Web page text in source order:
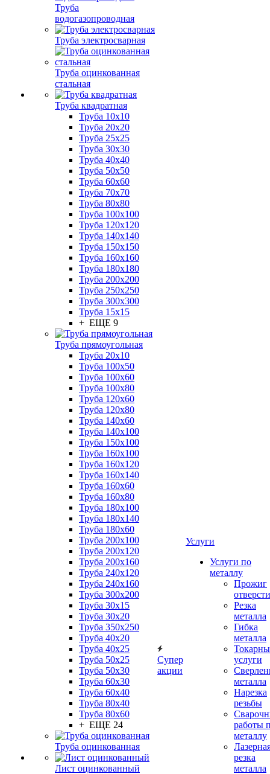
Труба
водогазопроводная
Труба электросварная
Труба оцинкованная
стальная
Труба квадратная
Труба 10x10
Труба 20x20
Труба 25x25
Труба 30x30
Труба 40x40
Труба 50x50
Труба 60x60
Труба 70x70
Труба 80x80
Труба 100x100
Труба 120x120
Труба 140x140
Труба 150x150
Труба 160x160
Труба 180x180
Труба 200x200
Труба 250x250
Труба 300x300
Труба 15x15
+ ЕЩЕ 9
Труба прямоугольная
Труба 20x10
Труба 100x50
Труба 100x60
Труба 100x80
Труба 120x60
Труба 120x80
Труба 140x60
Труба 140x100
Труба 150x100
Труба 160x100
Труба 160x120
Труба 160x140
Труба 160x60
Труба 160x80
Труба 180x100
Труба 180x140
Труба 180x60
Труба 200x100
Труба 200x120
Труба 200x160
Труба 240x120
Труба 240x160
Труба 300x200
Труба 30x15
Труба 30x20
Труба 350x250
Труба 40x20
Труба 40x25
Труба 50x25
Труба 50x30
Труба 60x30
Труба 60x40
Труба 80x40
Труба 80x60
+ ЕЩЕ 24
Труба оцинкованная
Лист оцинкованный
Супер
акции
Услуги
Услуги по
металлу
Прожиг
Резка
металла
Гибка
металла
услуги
металла
Нарезка
резьбы
работы
металлу
резка
металла